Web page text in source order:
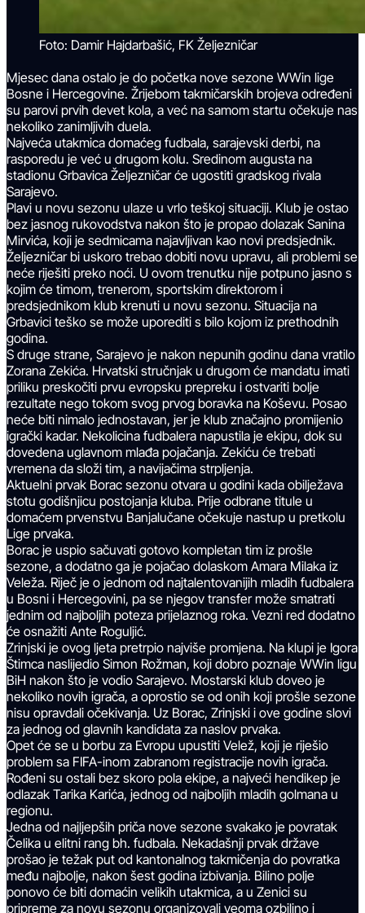
Foto: Damir Hajdarbašić, FK Željezničar
Mjesec dana ostalo je do početka nove sezone WWin lige
Bosne i Hercegovine. Žrijebom takmičarskih brojeva određeni
su parovi prvih devet kola, a već na samom startu očekuje nas
nekoliko zanimljivih duela.
Najveća utakmica domaćeg fudbala, sarajevski derbi, na
rasporedu je već u drugom kolu. Sredinom augusta na
stadionu Grbavica Željezničar će ugostiti gradskog rivala
Sarajevo.
Plavi u novu sezonu ulaze u vrlo teškoj situaciji. Klub je ostao
bez jasnog rukovodstva nakon što je propao dolazak Sanina
Mirvića, koji je sedmicama najavljivan kao novi predsjednik.
Željezničar bi uskoro trebao dobiti novu upravu, ali problemi se
neće riješiti preko noći. U ovom trenutku nije potpuno jasno s
kojim će timom, trenerom, sportskim direktorom i
predsjednikom klub krenuti u novu sezonu. Situacija na
Grbavici teško se može uporediti s bilo kojom iz prethodnih
godina.
S druge strane, Sarajevo je nakon nepunih godinu dana vratilo
Zorana Zekića. Hrvatski stručnjak u drugom će mandatu imati
priliku preskočiti prvu evropsku prepreku i ostvariti bolje
rezultate nego tokom svog prvog boravka na Koševu. Posao
neće biti nimalo jednostavan, jer je klub značajno promijenio
igrački kadar. Nekolicina fudbalera napustila je ekipu, dok su
dovedena uglavnom mlađa pojačanja. Zekiću će trebati
vremena da složi tim, a navijačima strpljenja.
Aktuelni prvak Borac sezonu otvara u godini kada obilježava
stotu godišnjicu postojanja kluba. Prije odbrane titule u
domaćem prvenstvu Banjalučane očekuje nastup u pretkolu
Lige prvaka.
Borac je uspio sačuvati gotovo kompletan tim iz prošle
sezone, a dodatno ga je pojačao dolaskom Amara Milaka iz
Veleža. Riječ je o jednom od najtalentovanijih mladih fudbalera
u Bosni i Hercegovini, pa se njegov transfer može smatrati
jednim od najboljih poteza prijelaznog roka. Vezni red dodatno
će osnažiti Ante Roguljić.
Zrinjski je ovog ljeta pretrpio najviše promjena. Na klupi je Igora
Štimca naslijedio Simon Rožman, koji dobro poznaje WWin ligu
BiH nakon što je vodio Sarajevo. Mostarski klub doveo je
nekoliko novih igrača, a oprostio se od onih koji prošle sezone
nisu opravdali očekivanja. Uz Borac, Zrinjski i ove godine slovi
za jednog od glavnih kandidata za naslov prvaka.
Opet će se u borbu za Evropu upustiti Velež, koji je riješio
problem sa FIFA-inom zabranom registracije novih igrača.
Rođeni su ostali bez skoro pola ekipe, a najveći hendikep je
odlazak Tarika Karića, jednog od najboljih mladih golmana u
regionu.
Jedna od najljepših priča nove sezone svakako je povratak
Čelika u elitni rang bh. fudbala. Nekadašnji prvak države
prošao je težak put od kantonalnog takmičenja do povratka
među najbolje, nakon šest godina izbivanja. Bilino polje
ponovo će biti domaćin velikih utakmica, a u Zenici su
pripreme za novu sezonu organizovali veoma ozbiljno i